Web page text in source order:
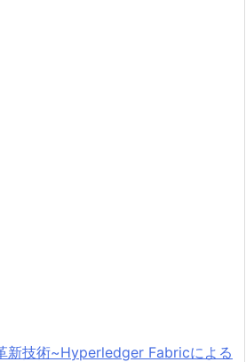
新技術~Hyperledger Fabricによる